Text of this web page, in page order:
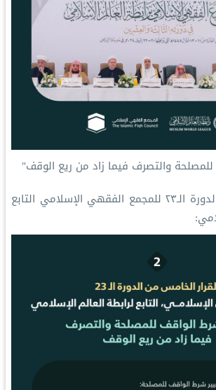
والتصرف فيما زاد من ريع الوقف"
القرار الخامس من الدورة الـ٢٣ للمجمع الفقهي الإسلامي التابع